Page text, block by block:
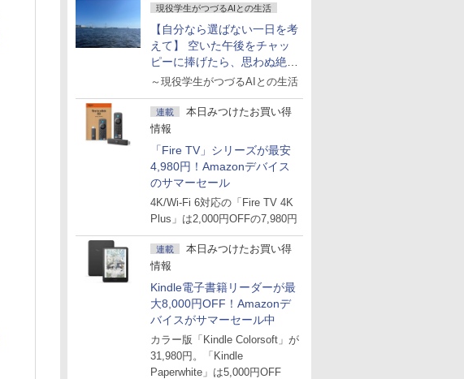
現役学生がつづるAIとの生活
【自分なら選ばない一日を考
えて】 空いた午後をチャッ
ピーに捧げたら、思わぬ絶景
に出会った話
～現役学生がつづるAIとの生活
連載
本日みつけたお買い得
情報
「Fire TV」シリーズが最安
4,980円！Amazonデバイス
のサマーセール
4K/Wi-Fi 6対応の「Fire TV 4K
Plus」は2,000円OFFの7,980円
連載
本日みつけたお買い得
情報
Kindle電子書籍リーダーが最
大8,000円OFF！Amazonデ
バイスがサマーセール中
カラー版「Kindle Colorsoft」が
31,980円。「Kindle
Paperwhite」は5,000円OFF